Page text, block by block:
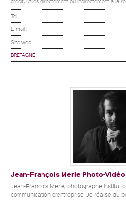
crédit, utiles directement ou indirectement à la
Tel. :
E-mail :
Site web :
BRETAGNE
Jean-François Merle Photo-Vidéo
Jean-François Merle, photographe
communication d’entreprise. Je réalise du